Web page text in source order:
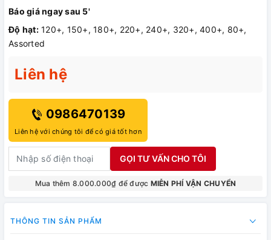
Báo giá ngay sau 5'
Độ hạt:120+, 150+, 180+, 220+, 240+, 320+, 400+, 80+,
Assorted
Liên hệ
0986470139
Liên hệ với chúng tôi để có giá tốt hơn
GỌI TƯ VẤN CHO TÔI
Mua thêm 8.000.000₫ để được MIỄN PHÍ VẬN CHUYỂN
THÔNG TIN SẢN PHẨM